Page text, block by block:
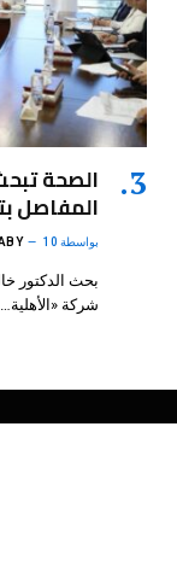
الصحة
المفاصل
بواسطة 10 أغسطس، 2026
بحث الدكتور
شركة «الأهلية…